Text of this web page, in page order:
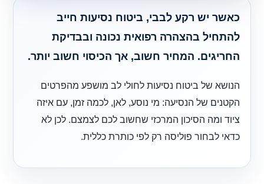
כאשר יש רקע לבבי, ביטוח נסיעות חייב
להתחיל בהצהרה רפואית נכונה ובבדיקת
החריגים. המחיר חשוב, אך הכיסוי חשוב יותר.
הנושא של ביטוח נסיעות לחולי לב מושפע מהפרטים
הקטנים של הנסיעה: מי נוסע, לאן, לכמה זמן, עם איזה
ציוד ומה הסיכון המרכזי שחשוב לכם לצמצם. לכן לא
כדאי לבחור פוליסה רק לפי כותרת כללית.